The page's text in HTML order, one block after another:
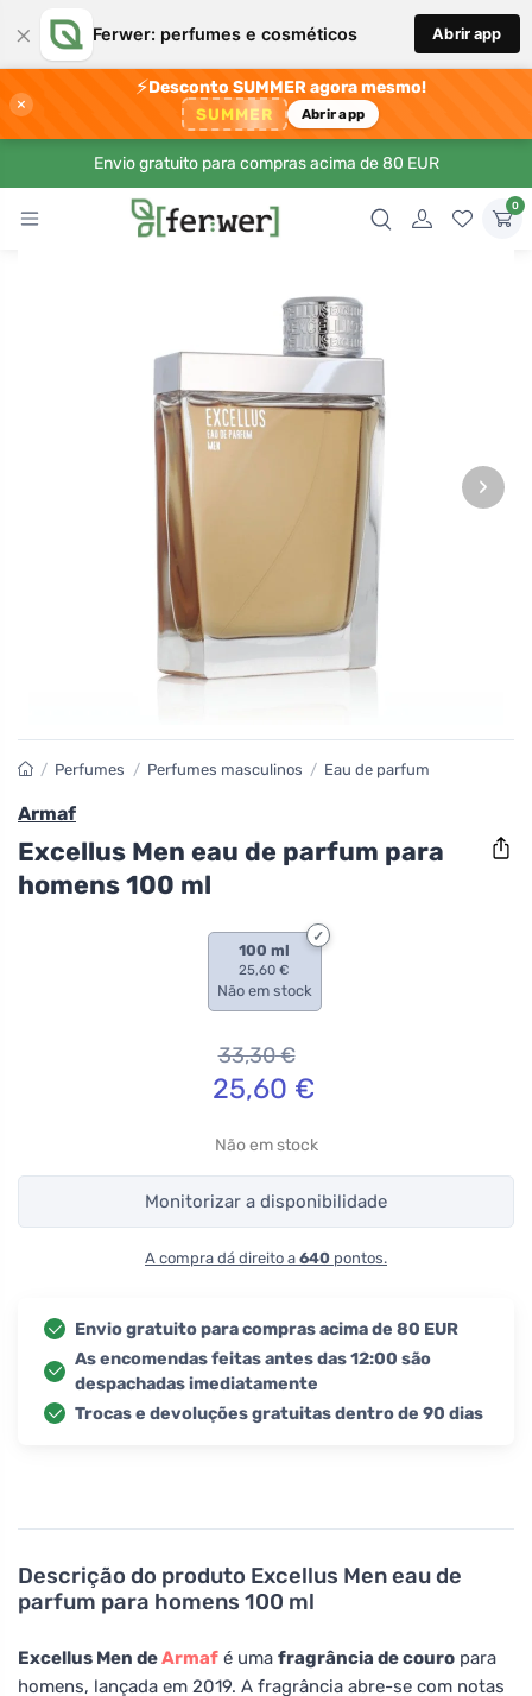
× Ferwer: perfumes e cosméticos Abrir app
×
⚡Desconto SUMMER agora mesmo!
SUMMER Abrir app
Envio gratuito para compras acima de 80 EUR
0
›
Descrição do produto Excellus Men eau de
parfum para homens 100 ml
Excellus Men deArmaf é uma fragrância de couro para
homens, lançada em 2019. A fragrância abre-se com notas
/ Perfumes / Perfumes masculinos / Eau de parfum
Armaf
Excellus Men eau de parfum para
homens 100 ml
100 ml
25,60 €
Não em stock
33,30€
25,60 €
Não em stock
Monitorizar a disponibilidade
A compra dá direito a 640 pontos.
Envio gratuito para compras acima de 80 EUR
As encomendas feitas antes das 12:00 são
despachadas imediatamente
Trocas e devoluções gratuitas dentro de 90 dias